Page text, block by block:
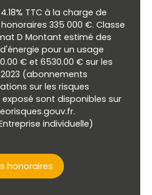
TTC à la charge de
335 000 €. Classe
D Montant estimé des
pour un usage
€ et 6530.00 € sur les
2023 (abonnements
sur les risques
sont disponibles sur
individuelle)
honoraires